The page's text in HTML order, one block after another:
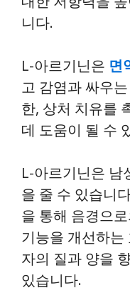
니다.
L-아르기닌은 면
고 감염과 싸우
한, 상처 치유를
데 도움이 될 수
L-아르기닌은 남
을 줄 수 있습니
을 통해 음경으
기능을 개선하는
자의 질과 양을
있습니다.